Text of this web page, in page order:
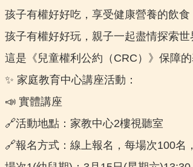
孩子有權好好吃，享受健康營養的飲食
孩子有權好好玩，親子一起盡情探索世
這是《兒童權利公約（CRC）》保障
✨ 家庭教育中心講座活動：
📣 實體講座
🔗活動地點：家教中心2樓視聽室
🔗報名方式：線上報名，每場次100名